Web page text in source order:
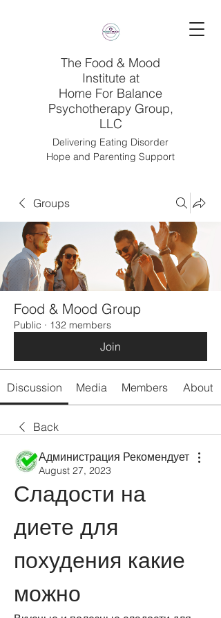
The Food & Mood
Institute at
Home For Balance
Psychotherapy Group,
LLC
Delivering Eating Disorder
Hope and Parenting Support
Groups
Food & Mood Group
Public · 132 members
Join
Discussion Media Members About
Back
Администрация Рекомендует
August 27, 2023
Сладости на
диете для
похудения какие
можно